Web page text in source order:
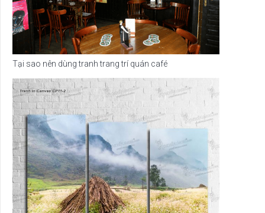
Tại sao nên dùng tranh trang trí quán café